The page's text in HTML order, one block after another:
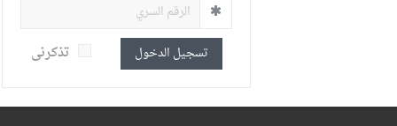
تسجيل الدخول تذكرنى